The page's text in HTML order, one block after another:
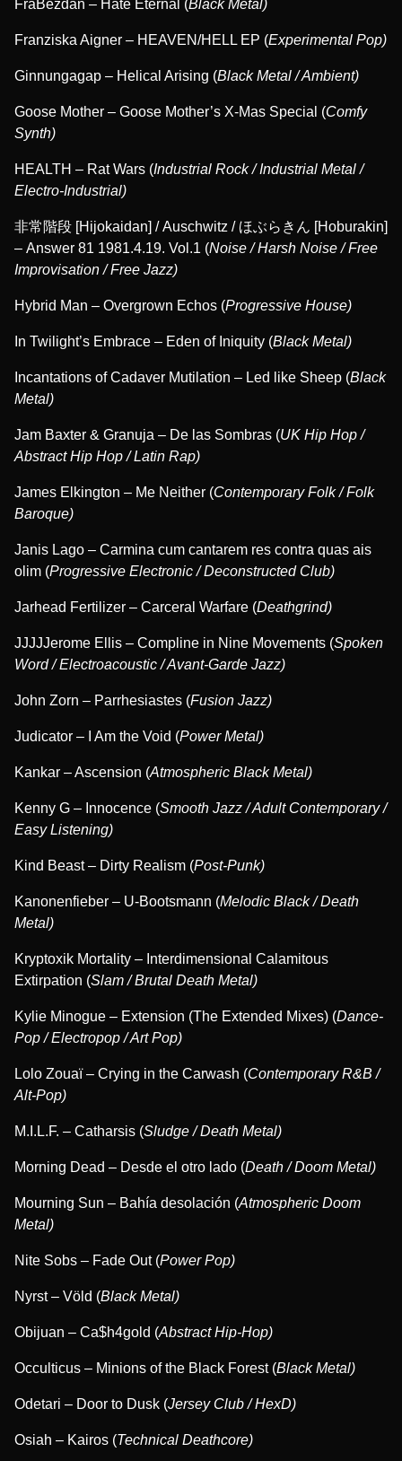
FraBezdan – Hate Eternal (Black Metal)
Franziska Aigner – HEAVEN/HELL EP (Experimental Pop)
Ginnungagap – Helical Arising (Black Metal / Ambient)
Goose Mother – Goose Mother’s X-Mas Special (Comfy
Synth)
HEALTH – Rat Wars (Industrial Rock / Industrial Metal /
Electro-Industrial)
非常階段 [Hijokaidan] / Auschwitz / ほぶらきん [Hoburakin]
– Answer 81 1981.4.19. Vol.1 (Noise / Harsh Noise / Free
Improvisation / Free Jazz)
Hybrid Man – Overgrown Echos (Progressive House)
In Twilight’s Embrace – Eden of Iniquity (Black Metal)
Incantations of Cadaver Mutilation – Led like Sheep (Black
Metal)
Jam Baxter & Granuja – De las Sombras (UK Hip Hop /
Abstract Hip Hop / Latin Rap)
James Elkington – Me Neither (Contemporary Folk / Folk
Baroque)
Janis Lago – Carmina cum cantarem res contra quas ais
olim (Progressive Electronic / Deconstructed Club)
Jarhead Fertilizer – Carceral Warfare (Deathgrind)
JJJJJerome Ellis – Compline in Nine Movements (Spoken
Word / Electroacoustic / Avant-Garde Jazz)
John Zorn – Parrhesiastes (Fusion Jazz)
Judicator – I Am the Void (Power Metal)
Kankar – Ascension (Atmospheric Black Metal)
Kenny G – Innocence (Smooth Jazz / Adult Contemporary /
Easy Listening)
Kind Beast – Dirty Realism (Post-Punk)
Kanonenfieber – U​-​Bootsmann (Melodic Black / Death
Metal)
Kryptoxik Mortality – Interdimensional Calamitous
Extirpation (Slam / Brutal Death Metal)
Kylie Minogue – Extension (The Extended Mixes) (Dance-
Pop / Electropop / Art Pop)
Lolo Zouaï – Crying in the Carwash (Contemporary R&B /
Alt-Pop)
M.I.L.F. – Catharsis (Sludge / Death Metal)
Morning Dead – Desde el otro lado (Death / Doom Metal)
Mourning Sun – Bahía desolación (Atmospheric Doom
Metal)
Nite Sobs – Fade Out (Power Pop)
Nyrst – Völd (Black Metal)
Obijuan – Ca$h4gold (Abstract Hip-Hop)
Occulticus – Minions of the Black Forest (Black Metal)
Odetari – Door to Dusk (Jersey Club / HexD)
Osiah – Kairos (Technical Deathcore)